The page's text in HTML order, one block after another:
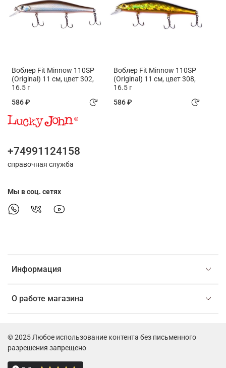
Воблер Fit Minnow 110SP
(Original) 11 см, цвет 302,
16.5 г
586 ₽
Воблер Fit Minnow 110SP
(Original) 11 см, цвет 308,
16.5 г
586 ₽
Информация
О работе магазина
+74991124158
справочная служба
Мы в соц. сетях
© 2025 Любое использование контента без письменного
разрешения запрещено